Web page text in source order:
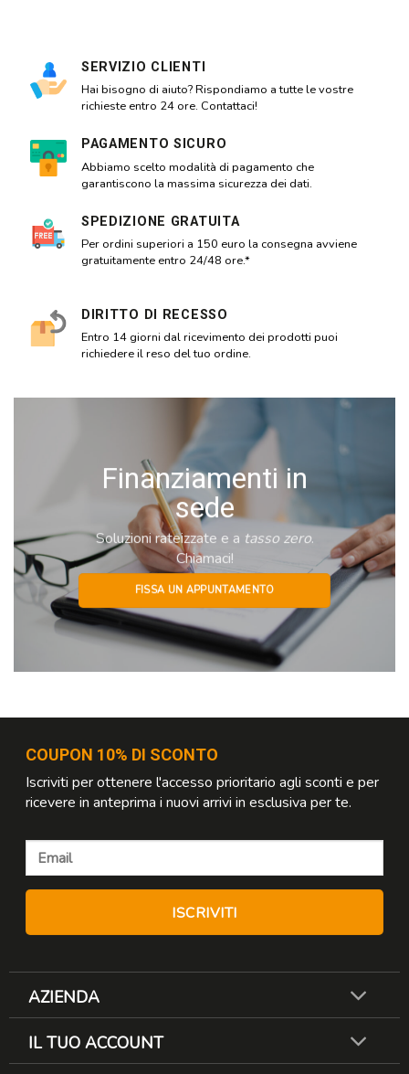
SERVIZIO CLIENTI
Hai bisogno di aiuto? Rispondiamo a tutte le vostre
richieste entro 24 ore. Contattaci!
PAGAMENTO SICURO
Abbiamo scelto modalità di pagamento che
garantiscono la massima sicurezza dei dati.
SPEDIZIONE GRATUITA
Per ordini superiori a 150 euro la consegna avviene
gratuitamente entro 24/48 ore.*
DIRITTO DI RECESSO
Entro 14 giorni dal ricevimento dei prodotti puoi
richiedere il reso del tuo ordine.
Finanziamenti in
sede
Soluzioni rateizzate e a tasso zero.
Chiamaci!
FISSA UN APPUNTAMENTO
COUPON 10% DI SCONTO
Iscriviti per ottenere l'accesso prioritario agli sconti e per
ricevere in anteprima i nuovi arrivi in esclusiva per te.
AZIENDA
IL TUO ACCOUNT